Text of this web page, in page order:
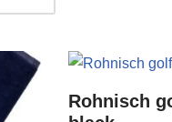
Rohnisch